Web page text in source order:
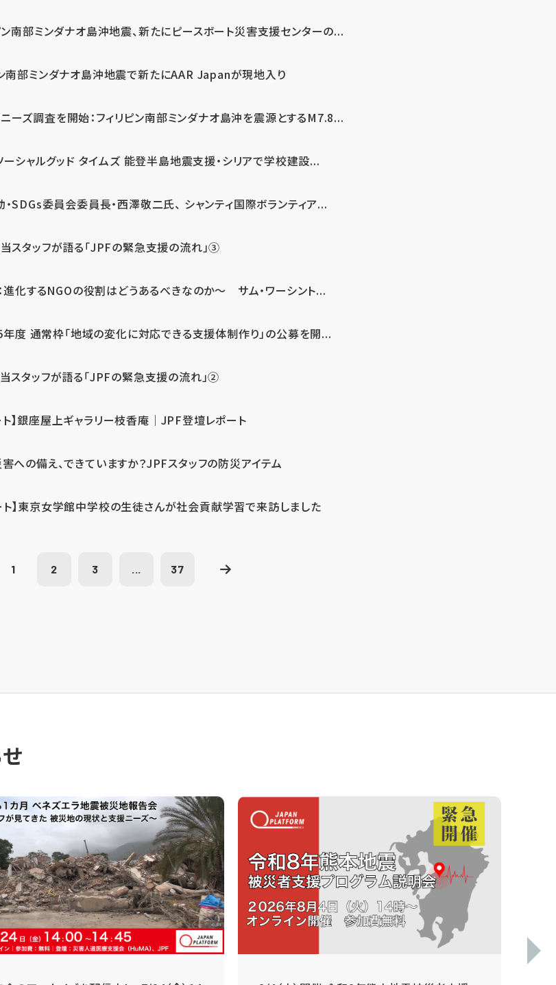
ン南部ミンダナオ島沖地震、新たにピースボート災害支援センターの...
ン南部ミンダナオ島沖地震で新たにAAR Japanが現地入り
ーズ調査を開始：フィリピン南部ミンダナオ島沖を震源とするM7.8...
シャルグッド タイムズ 能登半島地震支援・シリアで学校建設...
SDGs委員会委員長・西澤敬二氏、 シャンティ国際ボランティア...
当スタッフが語る「JPFの緊急支援の流れ」③
進化するNGOの役割はどうあるべきなのか～ サム・ワーシント...
年度 通常枠「地域の変化に対応できる支援体制作り」の公募を開...
当スタッフが語る「JPFの緊急支援の流れ」②
ト】銀座屋上ギャラリー枝香庵｜JPF登壇レポート
害への備え、できていますか？JPFスタッフの防災アイテム
ト】東京女学館中学校の生徒さんが社会貢献学習で来訪しました
1 2 3 ... 37